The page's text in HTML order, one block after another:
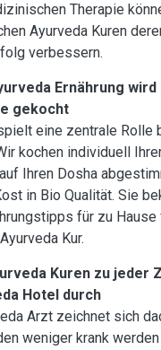
Therapie
Ayurveda Kuren
verbessern.
Ernährung wird
gekocht
eine zentrale Rolle
kochen individuell
Ihren Dosha
in Bio Qualität. Sie
für zu Hause
Kur.
Kuren zu jeder
Hotel durch
Arzt zeichnet sich
weniger krank